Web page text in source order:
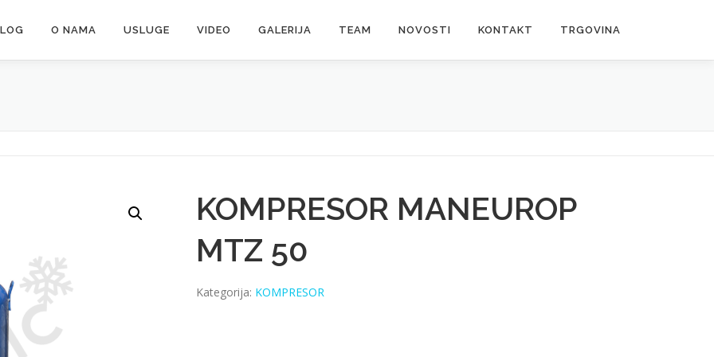
O NAMA USLUGE VIDEO GALERIJA TEAM NOVOSTI KONTAKT TRGOVINA
KOMPRESOR MANEUROP
MTZ 50
Kategorija: KOMPRESOR